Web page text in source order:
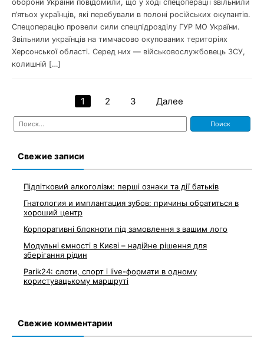
оборони України повідомили, що у ході спецоперації звільнили
п’ятьох українців, які перебували в полоні російських окупантів.
Спецоперацію провели сили спецпідрозділу ГУР МО України.
Звільнили українців на тимчасово окупованих територіях
Херсонської області. Серед них — військовослужбовець ЗСУ,
колишній […]
Навигация
по
1 2 3 Далее
Найти:
Свежие записи
Підлітковий алкоголізм: перші ознаки та дії батьків
Гнатология и имплантация зубов: причины обратиться в
хороший центр
Корпоративні блокноти під замовлення з вашим лого
Модульні ємності в Києві – надійне рішення для
зберігання рідин
Parik24: слоти, спорт і live-формати в одному
користувацькому маршруті
Свежие комментарии